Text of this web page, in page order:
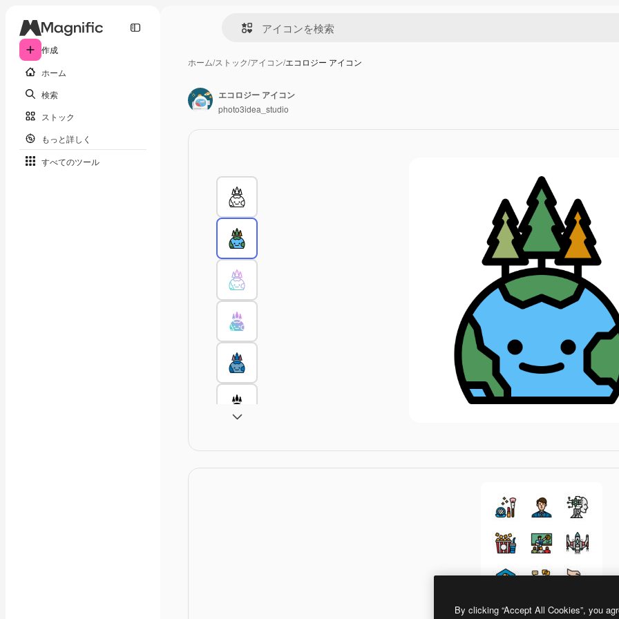
作成
ホーム
検索
ストック
もっと詳しく
すべてのツール
ホーム/ストック/アイコン/エコロジー アイコン
photo3idea_studio Lineal Color
エコロジー アイコン
photo3idea_studio
By clicking “Accept All Cookies”, you